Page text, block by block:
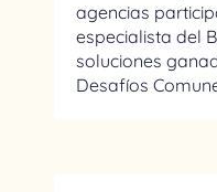
agencias
especialista del
soluciones
Desafíos